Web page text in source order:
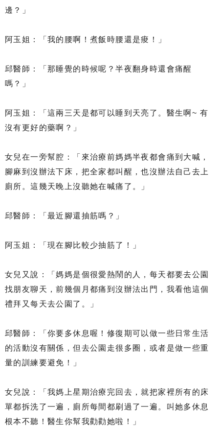
邊？」
阿玉姐：「我的腰啊！煮飯時腰還是痠！」
邱醫師：「那睡覺的時候呢？半夜翻身時還會痛醒
嗎？」
阿玉姐：「這兩三天是都可以睡到天亮了。醫生啊~ 有
沒有更好的藥啊？」
女兒在一旁幫腔：「來治療前媽媽半夜都會痛到大喊，
腳麻到沒辦法下床，把全家都叫醒，也沒辦法自己去上
廁所。這幾天晚上沒聽她在喊痛了。」
邱醫師：「最近腳還抽筋嗎？」
阿玉姐：「現在腳比較少抽筋了！」
女兒又說：「媽媽是個很愛熱鬧的人，每天都要去公園
找朋友聊天，前幾個月都痛到沒辦法出門，我看他這個
禮拜又每天去公園了。」
邱醫師：「你要多休息喔！修復期可以做一些日常生活
的活動沒有關係，但去公園走很多圈，或者是做一些重
量的訓練要避免！」
女兒說：「我媽上星期治療完回去，就把家裡所有的床
單都拆洗了一遍，廁所每間都刷過了一遍。叫她多休息
根本不聽！醫生你幫我勸勸她啦！」